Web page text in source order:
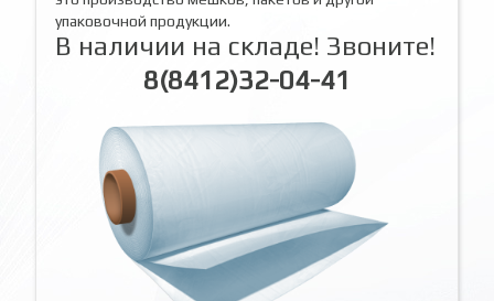
упаковочной продукции.
В наличии на складе! Звоните!
8(8412)32-04-41